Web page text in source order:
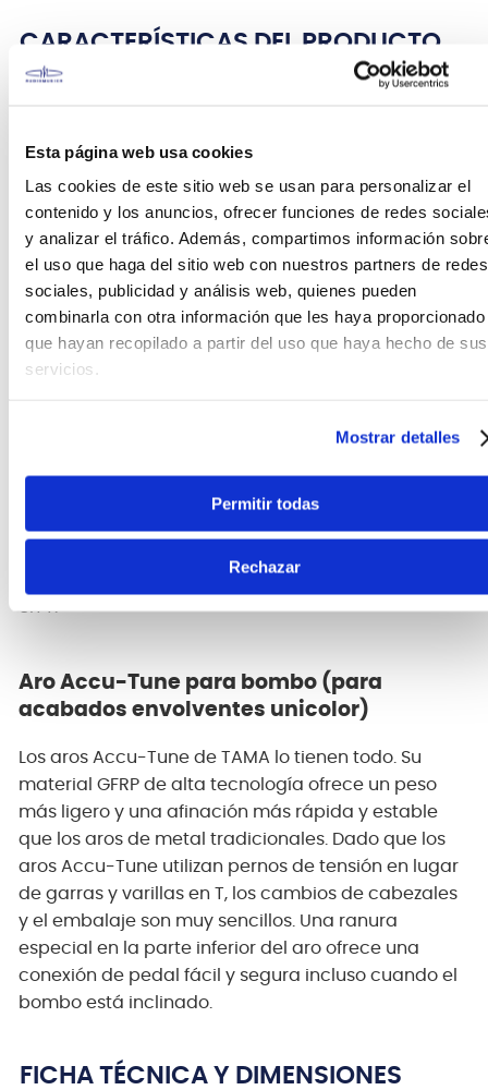
Esta página web usa cookies
Las cookies de este sitio web se usan para personalizar el
contenido y los anuncios, ofrecer funciones de redes
y analizar el tráfico. Además, compartimos información
el uso que haga del sitio web con nuestros partners de redes
sociales, publicidad y análisis web, quienes pueden
combinarla con otra información que les haya proporcionado
que hayan recopilado a partir del uso que haya hecho de sus
servicios.
Mostrar detalles
Permitir todas
Rechazar
CARACTERÍSTICAS DEL PRODUCTO
Realmente no encontrarás una oportunidad tan
conveniente como el kit de batería de 5 piezas
Rhythm Mate de TAMA todos los días. Aquí tenemos
un kit de 5 piezas de aspecto absolutamente
clásico con un full shell set de álamo ligero y
expresivo de TAMA. Aún más genial, este kit súper
económico viene completo con todo lo que ve aquí,
incluido el hardware de la batería y los soportes.
Con su sólida estabilidad, el sistema Omniball de
TAMA ha sido aclamado por bateristas
profesionales durante más de treinta años.
Con el soporte de tom doble del sistema Omniball
en T.
Aro Accu-Tune para bombo (para
acabados envolventes unicolor)
Los aros Accu-Tune de TAMA lo tienen todo. Su
material GFRP de alta tecnología ofrece un peso
más ligero y una afinación más rápida y estable
que los aros de metal tradicionales. Dado que los
aros Accu-Tune utilizan pernos de tensión en lugar
de garras y varillas en T, los cambios de cabezales
y el embalaje son muy sencillos. Una ranura
especial en la parte inferior del aro ofrece una
conexión de pedal fácil y segura incluso cuando el
bombo está inclinado.
FICHA TÉCNICA Y DIMENSIONES